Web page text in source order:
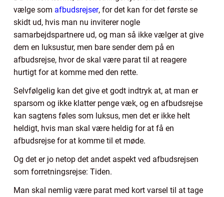
vælge som afbudsrejser, for det kan for det første se
skidt ud, hvis man nu inviterer nogle
samarbejdspartnere ud, og man så ikke vælger at give
dem en luksustur, men bare sender dem på en
afbudsrejse, hvor de skal være parat til at reagere
hurtigt for at komme med den rette.
Selvfølgelig kan det give et godt indtryk at, at man er
sparsom og ikke klatter penge væk, og en afbudsrejse
kan sagtens føles som luksus, men det er ikke helt
heldigt, hvis man skal være heldig for at få en
afbudsrejse for at komme til et møde.
Og det er jo netop det andet aspekt ved afbudsrejsen
som forretningsrejse: Tiden.
Man skal nemlig være parat med kort varsel til at tage